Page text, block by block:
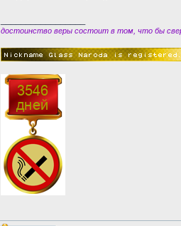
достоинство веры состоит в том, что бы